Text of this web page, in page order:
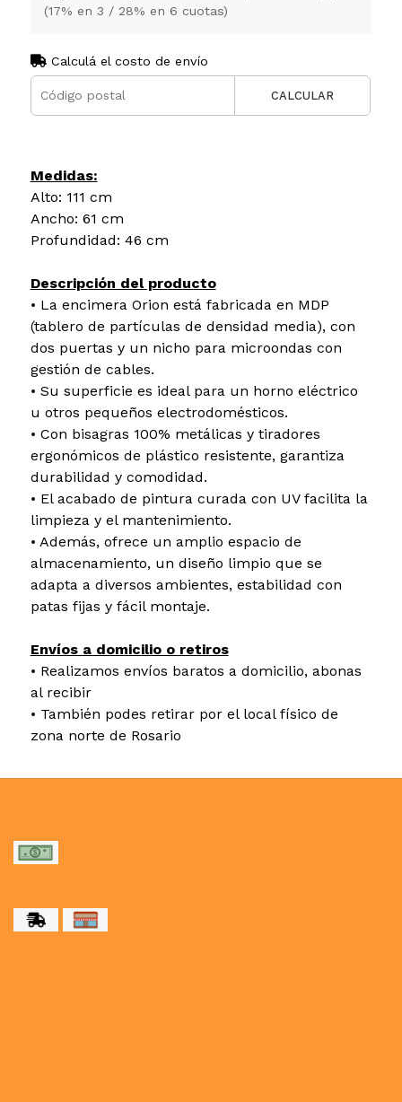
(17% en 3 / 28% en 6 cuotas)
Calculá el costo de envío
CALCULAR
Medidas:
Alto: 111 cm
Ancho: 61 cm
Profundidad: 46 cm
Descripción del producto
• La encimera Orion está fabricada en MDP
(tablero de partículas de densidad media), con
dos puertas y un nicho para microondas con
gestión de cables.
• Su superficie es ideal para un horno eléctrico
u otros pequeños electrodomésticos.
• Con bisagras 100% metálicas y tiradores
ergonómicos de plástico resistente, garantiza
durabilidad y comodidad.
• El acabado de pintura curada con UV facilita la
limpieza y el mantenimiento.
• Además, ofrece un amplio espacio de
almacenamiento, un diseño limpio que se
adapta a diversos ambientes, estabilidad con
patas fijas y fácil montaje.
Envíos a domicilio o retiros
• Realizamos envíos baratos a domicilio, abonas
al recibir
• También podes retirar por el local físico de
zona norte de Rosario